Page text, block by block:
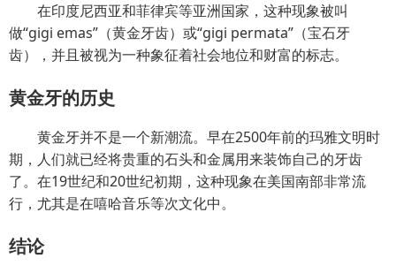
在印度尼西亚和菲律宾等亚洲国家，这种现象被叫
做“gigi emas”（黄金牙齿）或“gigi permata”（宝石牙
齿），并且被视为一种象征着社会地位和财富的标志。
黄金牙的历史
黄金牙并不是一个新潮流。早在2500年前的玛雅文明时
期，人们就已经将贵重的石头和金属用来装饰自己的牙齿
了。在19世纪和20世纪初期，这种现象在美国南部非常流
行，尤其是在嘻哈音乐等次文化中。
结论